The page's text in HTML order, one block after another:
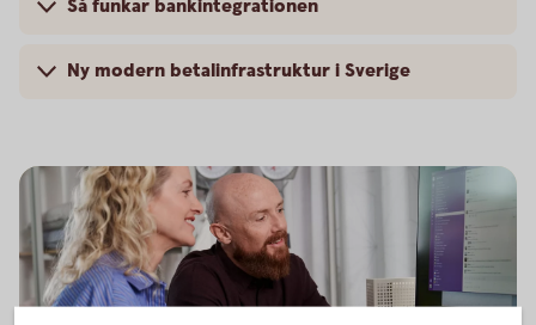
Så funkar bankintegrationen
Ny modern betalinfrastruktur i Sverige